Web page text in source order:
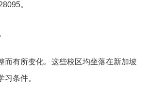
。
而有所变化。这些校区均坐落在新加坡
条件。